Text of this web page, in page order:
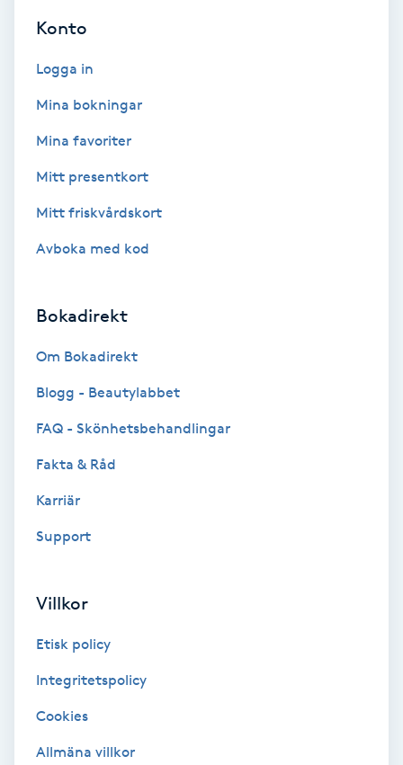
Hårborttagning
Hårbottenbehandling
Hårvård
Idrottsmassage
IR-massage
Kemisk peeling
Konto
Logga in
Mina bokningar
Mina favoriter
Mitt presentkort
Mitt friskvårdskort
Avboka med kod
Bokadirekt
Om Bokadirekt
Blogg - Beautylabbet
FAQ - Skönhetsbehandlingar
Fakta & Råd
Karriär
Support
Villkor
Etisk policy
Integritetspolicy
Cookies
Allmäna villkor